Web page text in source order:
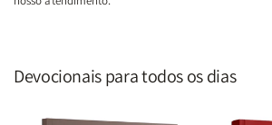
Devocionais para todos os dias